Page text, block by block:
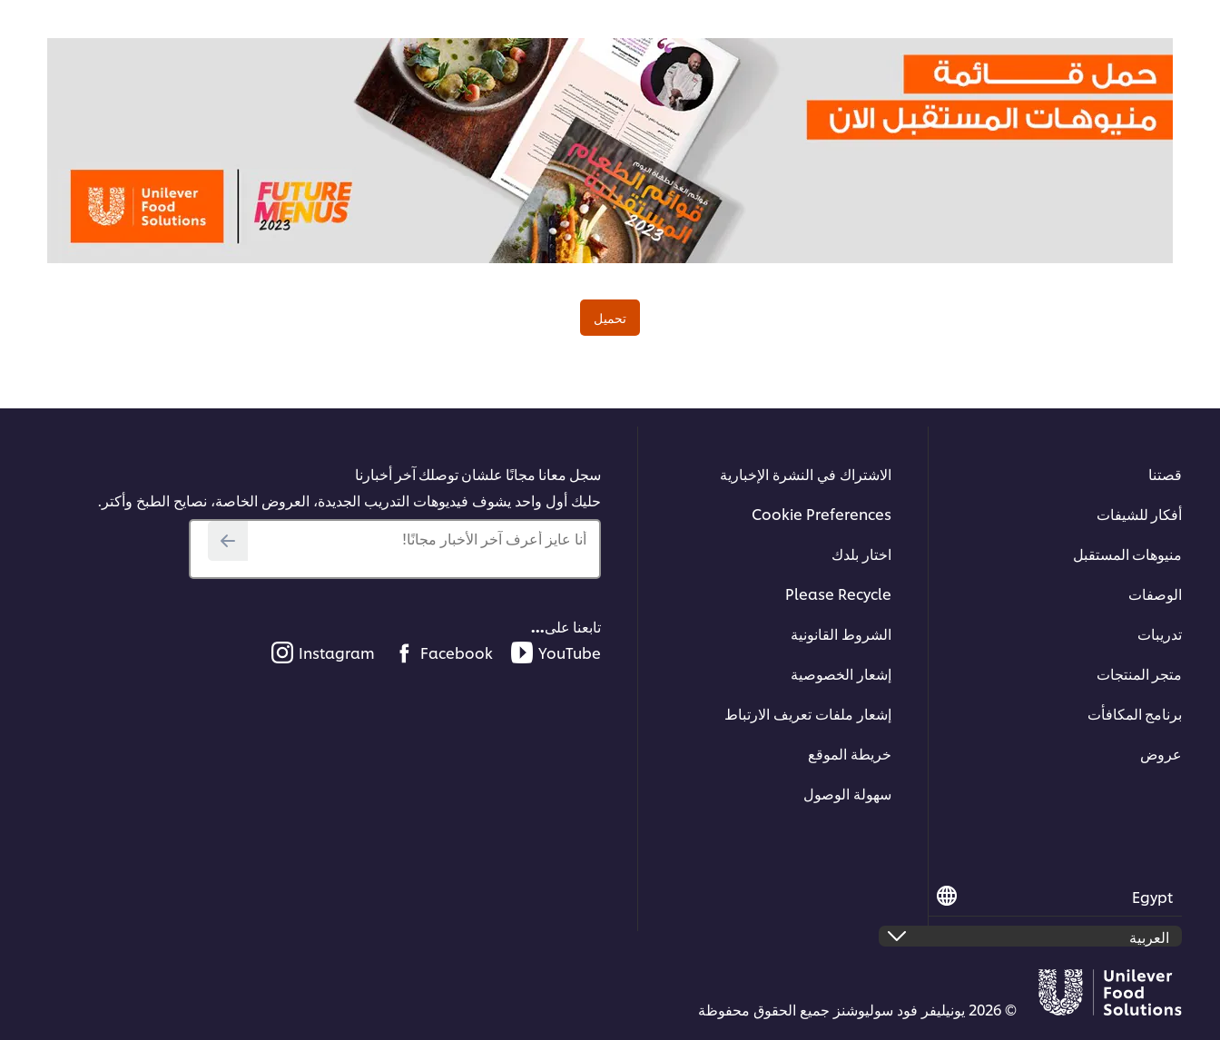
تحميل
قصتنا
أفكار للشيفات
منيوهات المستقبل
الوصفات
تدريبات
متجر المنتجات
برنامج المكافأت
عروض
الاشتراك في النشرة الإخبارية
Cookie Preferences
اختار بلدك
Please Recycle
الشروط القانونية
إشعار الخصوصية
إشعار ملفات تعريف الارتباط
خريطة الموقع
سهولة الوصول
سجل معانا مجانًا علشان توصلك آخر أخبارنا
حليك أول واحد يشوف فيديوهات التدريب الجديدة، العروض الخاصة، نصايح الطبخ وأكتر.
أنا عايز أعرف آخر الأخبار مجانًا!
تابعنا على...
YouTube
Facebook
Instagram
Egypt
© 2026 يونيليفر فود سوليوشنز جميع الحقوق محفوظة